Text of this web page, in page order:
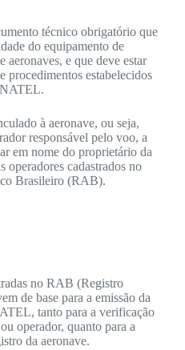
técnico obrigatório que
do equipamento de
aeronaves, e que deve estar
procedimentos estabelecidos
à aeronave, ou seja,
responsável pelo voo, a
em nome do proprietário da
operadores cadastrados no
Brasileiro (RAB).
no RAB (Registro
de base para a emissão da
tanto para a verificação
operador, quanto para a
da aeronave.